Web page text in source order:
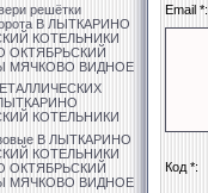
решётки
В ЛЫТКАРИНО
КОТЕЛЬНИКИ
ОКТЯБРЬСКИЙ
МЯЧКОВО ВИДНОЕ
КОТЕЛЬНИКИ
В ЛЫТКАРИНО
КОТЕЛЬНИКИ
ОКТЯБРЬСКИЙ
МЯЧКОВО ВИДНОЕ
Email *:
Код *: